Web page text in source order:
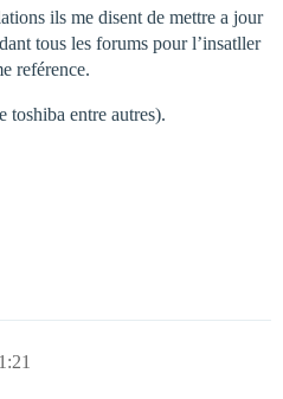
ils me disent de mettre a jour
tous les forums pour l’insatller
reférence.
toshiba entre autres).